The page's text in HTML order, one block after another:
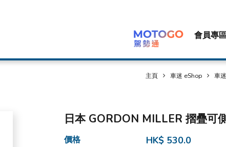
會員專
主頁 車迷 eShop 車
日本 GORDON MILLER 摺疊可
價格 HK$ 530.0